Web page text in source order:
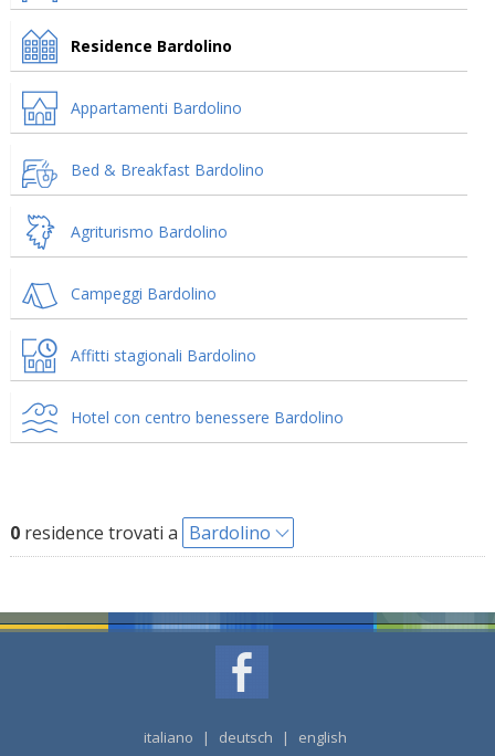
Residence Bardolino
Appartamenti Bardolino
Bed & Breakfast Bardolino
Agriturismo Bardolino
Campeggi Bardolino
Affitti stagionali Bardolino
Hotel con centro benessere Bardolino
0residence trovati a Bardolino
italiano | deutsch | english